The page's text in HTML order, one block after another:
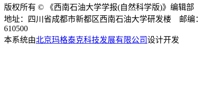
版权所有 © 《西南石油大学学报(自然科学版)》编辑部
地址：四川省成都市新都区西南石油大学研发楼 邮编：
610500
本系统由北京玛格泰克科技发展有限公司设计开发